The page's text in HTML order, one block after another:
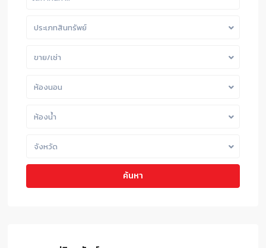
ประเภทสินทรัพย์
ขาย/เช่า
ห้องนอน
ห้องน้ำ
จังหวัด
ค้นหา